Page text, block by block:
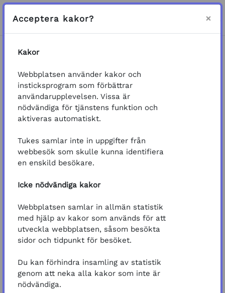
Gå direkt till huvudinnehåll
VÄXLA SÖKINMATNING
Logga in
Biocidprodukter och kraven på dem
Kurs: Biocidprodukter och kraven
General
Välkommen att lära dig om biocidprodukter och
kraven på dem!
utan inloggning.
Att gå kursen tar ungefär
gå kursen i kortare delar och spara dina
Lägg också till dig själv som deltagare via
knappen "Registrera mig på den här kursen"
du hittar i toppmenyn.
Endast när du är inloggad kan du efter avslutad
kurs ladda ner ett intyg.
Intyget blir tillgängligt när du har loggat in,
genomfört alla delar och uppgifter, samt lämnat
Acceptera kakor? ×
Kakor
Webbplatsen använder kakor och
insticksprogram som förbättrar
användarupplevelsen. Vissa är
nödvändiga för tjänstens funktion och
aktiveras automatiskt.
Tukes samlar inte in uppgifter från
webbesök som skulle kunna identifiera
en enskild besökare.
Icke nödvändiga kakor
Webbplatsen samlar in allmän statistik
med hjälp av kakor som används för att
utveckla webbplatsen, såsom besökta
sidor och tidpunkt för besöket.
Du kan förhindra insamling av statistik
genom att neka alla kakor som inte är
nödvändiga.